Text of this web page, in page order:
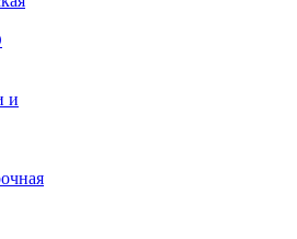
и